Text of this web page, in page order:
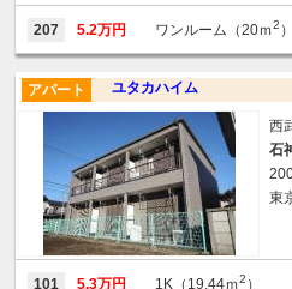
207 5.2万円 ワンルーム（20ｍ2 ）
ユタカハイム
アパート
西
石
東
101 5.3万円 1K（19.44ｍ2 ）